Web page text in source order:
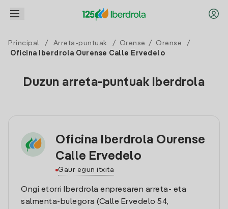
Principal / Arreta-puntuak / Orense / Orense
/
Oficina Iberdrola Ourense Calle Ervedelo
Duzun arreta-puntuak Iberdrola
Oficina Iberdrola Ourense
Calle Ervedelo
Gaur egun itxita
Ongi etorri Iberdrola enpresaren arreta- eta
salmenta-bulegora (Calle Ervedelo 54,